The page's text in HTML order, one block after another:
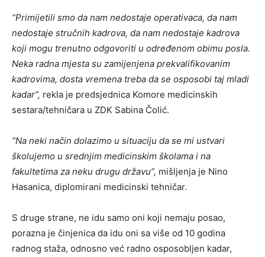
“Primijetili smo da nam nedostaje operativaca, da nam
nedostaje stručnih kadrova, da nam nedostaje kadrova
koji mogu trenutno odgovoriti u određenom obimu posla.
Neka radna mjesta su zamijenjena prekvalifikovanim
kadrovima, dosta vremena treba da se osposobi taj mladi
kadar”, rekla je predsjednica Komore medicinskih
sestara/tehničara u ZDK Sabina Čolić.
“Na neki način dolazimo u situaciju da se mi ustvari
školujemo u srednjim medicinskim školama i na
fakultetima za neku drugu državu”, mišljenja je Nino
Hasanica, diplomirani medicinski tehničar.
S druge strane, ne idu samo oni koji nemaju posao,
porazna je činjenica da idu oni sa više od 10 godina
radnog staža, odnosno već radno osposobljen kadar,